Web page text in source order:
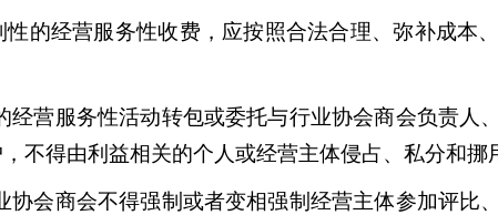
的经营服务性收费，应按照合法合理、弥补成本
经营服务性活动转包或委托与行业协会商会负责人
不得由利益相关的个人或经营主体侵占、私分和挪
协会商会不得强制或者变相强制经营主体参加评